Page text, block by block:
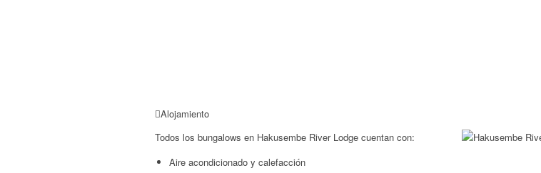
Alojamiento
Todos los bungalows en Hakusembe River Lodge cuentan con:
Aire acondicionado y calefacción